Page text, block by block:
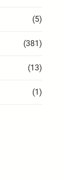
(5)
(381)
(13)
(1)